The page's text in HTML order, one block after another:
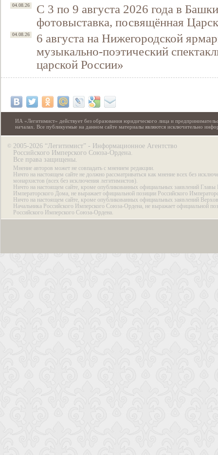
04.08.26
С 3 по 9 августа 2026 года в
фотовыставка, посвящённая
04.08.26
6 августа на Нижегородской
музыкально-поэтический
царской России»
ИА «Легитимист» действует без образования юридического лица и
началах. Все публикуемые на данном сайте материалы являются исключительно
© 2005-2026 “Легитимист” - Информационное Агентство
Российского Имперского Союза-Ордена.
Все права защищены.
Мнение авторов может не совпадать с мнением редакции.
Ничто на настоящем сайте не должно рассматриваться как мнение всех без
монархистов (всех без исключения легитимистов).
Ничто на настоящем сайте, кроме опубликованных официальных заявлений Главы
Императорского Дома, не выражает официальной позиции Российского
Ничто на настоящем сайте, кроме опубликованных официальных заявлений
Начальника Российского Имперского Союза-Ордена, не выражает официальной
Российского Имперского Союза-Ордена.